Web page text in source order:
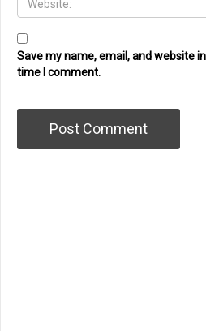
Save my name, email, and website
time I comment.